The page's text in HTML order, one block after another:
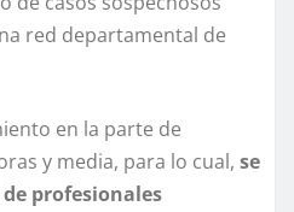
red departamental de
en la parte de
y media, para lo cual, se
profesionales